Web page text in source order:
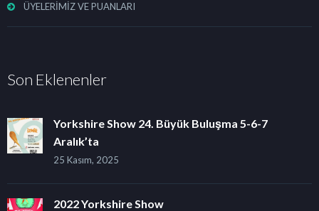
ÜYELERİMİZ VE PUANLARI
Son Eklenenler
Yorkshire Show 24. Büyük Buluşma 5-6-7
Aralık’ta
25 Kasım, 2025
2022 Yorkshire Show